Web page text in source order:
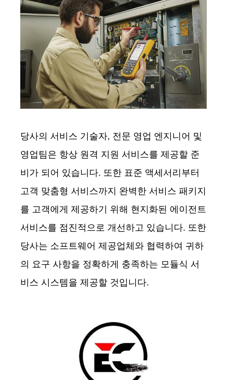
당사의 서비스 기술자, 전문 영업 엔지니어 및
영업팀은 항상 원격 지원 서비스를 제공할 준
비가 되어 있습니다. 또한 표준 액세서리부터
고객 맞춤형 서비스까지 완벽한 서비스 패키지
를 고객에게 제공하기 위해 현지화된 에이전트
서비스를 점진적으로 개선하고 있습니다. 또한
당사는 소프트웨어 제공업체와 협력하여 귀하
의 요구 사항을 정확하게 충족하는 모듈식 서
비스 시스템을 제공할 것입니다.